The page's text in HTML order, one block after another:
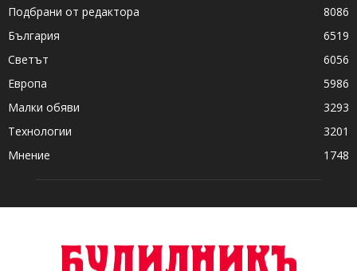
Подбрани от редактора
8086
България
6519
Светът
6056
Европа
5986
Малки обяви
3293
Технологии
3201
Мнение
1748